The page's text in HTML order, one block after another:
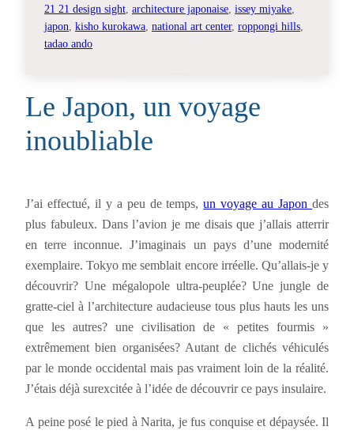
21 21 design sight architecture japonaise issey miyake
japon kisho kurokawa national art center, roppongi hills
tadao ando
Le Japon, un voyage
inoubliable
J’ai effectué, il y a peu de temps,un voyage au Japondes
plus fabuleux. Dans l’avion je me disais que j’allais atterrir
en terre inconnue. J’imaginais un pays d’une modernité
exemplaire. Tokyo me semblait encore irréelle. Qu’allais-je y
découvrir? Une mégalopole ultra-peuplée? Une jungle de
gratte-ciel à l’architecture audacieuse tous plus hauts les uns
que les autres? une civilisation de « petites fourmis »
extrêmement bien organisées? Autant de clichés véhiculés
par le monde occidental mais pas vraiment loin de la réalité.
J’étais déjà surexcitée à l’idée de découvrir ce pays insulaire.
A peine posé le pied à Narita, je fus conquise et dépaysée. Il